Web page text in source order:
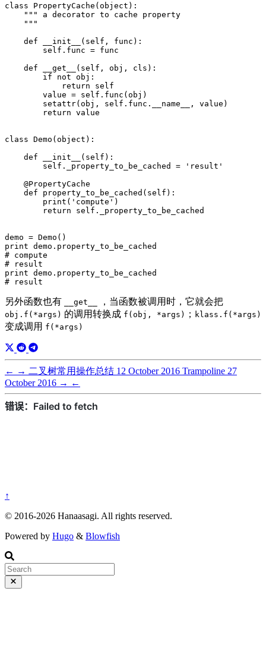
class PropertyCache(object):
    """ a decorator to cache property
    """
    def __init__(self, func):
        self.func = func
    def __get__(self, obj, cls):
        if not obj:
            return self
        value = self.func(obj)
        setattr(obj, self.func.__name__, value)
        return value
class Demo(object):
    def __init__(self):
        self._property_to_be_cached = 'result'
    @PropertyCache
    def property_to_be_cached(self):
        print('compute')
        return self._property_to_be_cached
demo = Demo()
print demo.property_to_be_cached
# compute
# result
print demo.property_to_be_cached
另外函数也有 __get__ ，当函数被调用时，它就会把
obj.f(*args) 的调用转换成 f(obj, *args) ； klass.f(*args)
变成调用 f(*args)
← → 二叉树常用操作总结 12 October 2016 Trampoline 27
October 2016 → ←
↑
© 2016-2026 Hanaasagi. All rights reserved.
Powered by Hugo & Blowfish